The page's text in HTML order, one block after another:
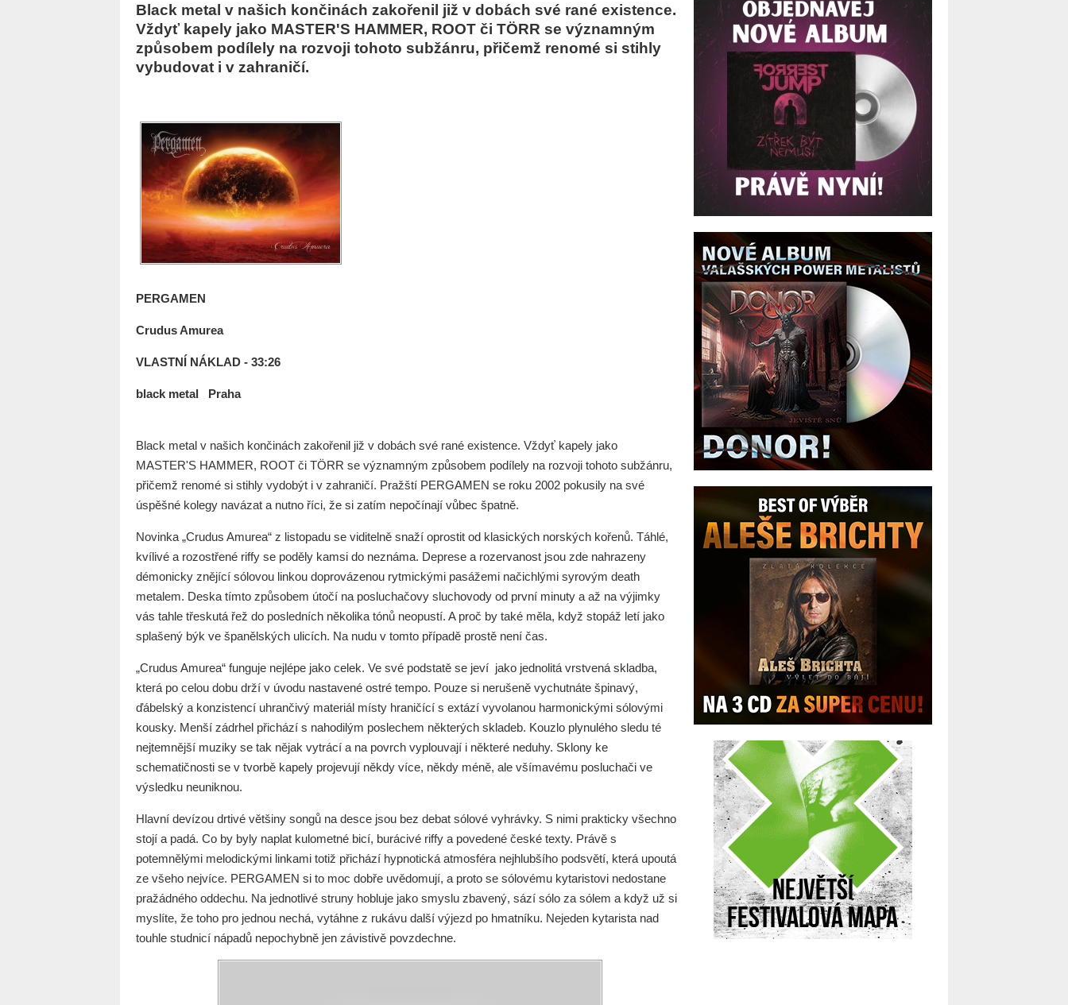
Black metal v našich končinách zakořenil již v dobách své rané existence.
Vždyť kapely jako MASTER'S HAMMER, ROOT či TÖRR se významným
způsobem podílely na rozvoji tohoto subžánru, přičemž renomé si stihly
vybudovat i v zahraničí.
PERGAMEN
Crudus Amurea
VLASTNÍ NÁKLAD - 33:26
black metal Praha
Black metal v našich končinách zakořenil již v dobách své rané existence. Vždyť kapely jako
MASTER'S HAMMER, ROOT či TÖRR se významným způsobem podílely na rozvoji tohoto subžánru,
přičemž renomé si stihly vydobýt i v zahraničí. Pražští PERGAMEN se roku 2002 pokusily na své
úspěšné kolegy navázat a nutno říci, že si zatím nepočínají vůbec špatně.
Novinka „Crudus Amurea“ z listopadu se viditelně snaží oprostit od klasických norských kořenů. Táhlé,
kvílivé a rozostřené riffy se poděly kamsi do neznáma. Deprese a rozervanost jsou zde nahrazeny
démonicky znějící sólovou linkou doprovázenou rytmickými pasážemi načichlými syrovým death
metalem. Deska tímto způsobem útočí na posluchačovy sluchovody od první minuty a až na výjimky
vás tahle třeskutá řež do posledních několika tónů neopustí. A proč by také měla, když stopáž letí jako
splašený býk ve španělských ulicích. Na nudu v tomto případě prostě není čas.
„Crudus Amurea“ funguje nejlépe jako celek. Ve své podstatě se jeví jako jednolitá vrstvená skladba,
která po celou dobu drží v úvodu nastavené ostré tempo. Pouze si nerušeně vychutnáte špinavý,
ďábelský a konzistencí uhrančivý materiál místy hraničící s extází vyvolanou harmonickými sólovými
kousky. Menší zádrhel přichází s nahodilým poslechem některých skladeb. Kouzlo plynulého sledu té
nejtemnější muziky se tak nějak vytrácí a na povrch vyplouvají i některé neduhy. Sklony ke
schematičnosti se v tvorbě kapely projevují někdy více, někdy méně, ale všímavému posluchači ve
výsledku neuniknou.
Hlavní devízou drtivé většiny songů na desce jsou bez debat sólové vyhrávky. S nimi prakticky všechno
stojí a padá. Co by byly naplat kulometné bicí, burácivé riffy a povedené české texty. Právě s
potemnělými melodickými linkami totiž přichází hypnotická atmosféra nejhlubšího podsvětí, která upoutá
ze všeho nejvíce. PERGAMEN si to moc dobře uvědomují, a proto se sólovému kytaristovi nedostane
pražádného oddechu. Na jednotlivé struny hobluje jako smyslu zbavený, sází sólo za sólem a když už si
myslíte, že toho pro jednou nechá, vytáhne z rukávu další výjezd po hmatníku. Nejeden kytarista nad
touhle studnicí nápadů nepochybně jen závistivě povzdechne.